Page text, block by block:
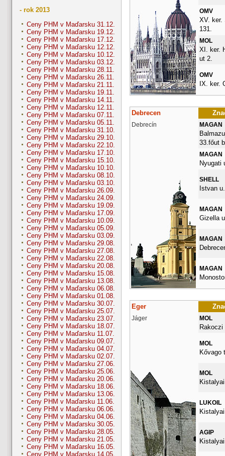
- rok 2013
Ceny PHM v Maďarsku 31.12.
Ceny PHM v Maďarsku 19.12.
Ceny PHM v Maďarsku 17.12.
Ceny PHM v Maďarsku 12.12.
Ceny PHM v Maďarsku 10.12.
Ceny PHM v Maďarsku 03.12.
Ceny PHM v Maďarsku 28.11.
Ceny PHM v Maďarsku 26.11.
Ceny PHM v Maďarsku 21.11.
Ceny PHM v Maďarsku 19.11.
Ceny PHM v Maďarsku 14.11.
Ceny PHM v Maďarsku 12.11.
Ceny PHM v Maďarsku 07.11.
Ceny PHM v Maďarsku 05.11.
Ceny PHM v Maďarsku 31.10.
Ceny PHM v Maďarsku 29.10.
Ceny PHM v Maďarsku 22.10.
Ceny PHM v Maďarsku 17.10.
Ceny PHM v Maďarsku 15.10.
Ceny PHM v Maďarsku 10.10.
Ceny PHM v Maďarsku 08.10.
Ceny PHM v Maďarsku 03.10.
Ceny PHM v Maďarsku 26.09.
Ceny PHM v Maďarsku 24.09.
Ceny PHM v Maďarsku 19.09.
Ceny PHM v Maďarsku 17.09.
Ceny PHM v Maďarsku 10.09.
Ceny PHM v Maďarsku 05.09.
Ceny PHM v Maďarsku 03.09.
Ceny PHM v Maďarsku 29.08.
Ceny PHM v Maďarsku 27.08.
Ceny PHM v Maďarsku 22.08.
Ceny PHM v Maďarsku 20.08.
Ceny PHM v Maďarsku 15.08.
Ceny PHM v Maďarsku 13.08.
Ceny PHM v Maďarsku 06.08.
Ceny PHM v Maďarsku 01.08.
Ceny PHM v Maďarsku 30.07.
Ceny PHM v Maďarsku 25.07.
Ceny PHM v Maďarsku 23.07.
Ceny PHM v Maďarsku 18.07.
Ceny PHM v Maďarsku 11.07.
Ceny PHM v Maďarsku 09.07.
Ceny PHM v Maďarsku 04.07.
Ceny PHM v Maďarsku 02.07.
Ceny PHM v Maďarsku 27.06.
Ceny PHM v Maďarsku 25.06.
Ceny PHM v Maďarsku 20.06.
Ceny PHM v Maďarsku 18.06.
Ceny PHM v Maďarsku 13.06.
Ceny PHM v Maďarsku 11.06.
Ceny PHM v Maďarsku 06.06.
Ceny PHM v Maďarsku 04.06.
Ceny PHM v Maďarsku 30.05.
Ceny PHM v Maďarsku 28.05.
Ceny PHM v Maďarsku 21.05.
Ceny PHM v Maďarsku 16.05.
Ceny PHM v Maďarsku 14.05.
OMV
XV. ker.
131.
MOL
XI. ker.
ut 2.
OMV
IX. ker.
Debrecen
Debrecín MAGAN
33.főut
MAGAN
Nyugati
SHELL
Istvan
MAGAN
Gizella
MAGAN
MAGAN
Eger
Jáger MOL
Rakoczi
MOL
Kővago
MOL
LUKOIL
AGIP